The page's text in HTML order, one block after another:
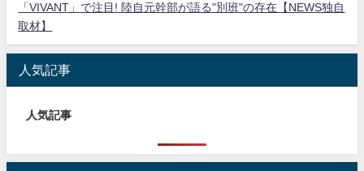
「VIVANT」で注目! 陸自元幹部が語る"別班"の存在【NEWS独自
取材】
人気記事
人気記事